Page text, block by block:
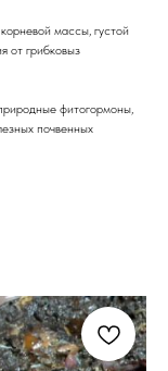
массы, густой
от грибковыз
фитогормоны,
почвенных